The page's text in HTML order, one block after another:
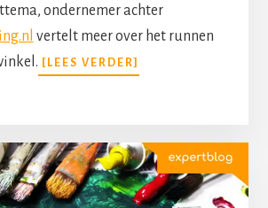
ondernemer achter
vertelt meer over het runnen
[LEES VERDER]